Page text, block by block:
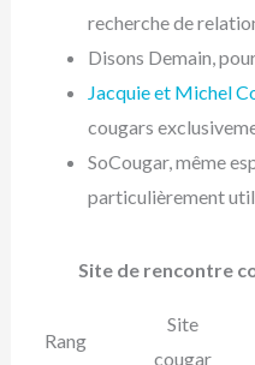
recherche de
Disons Demain,
Jacquie et Michel
cougars
SoCougar, même
particulièrement
Site de rencontre
Rang
Site
cougar